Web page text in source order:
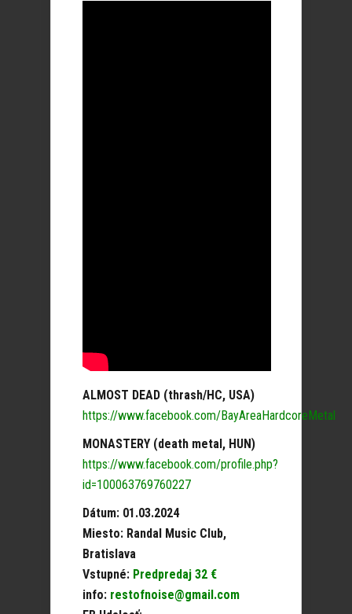
ALMOST DEAD (thrash/HC, USA)
https://www.facebook.com/BayAreaHardcoreMetal
MONASTERY (death metal, HUN)
https://www.facebook.com/profile.php?
id=100063769760227
Dátum: 01.03.2024
Miesto: Randal Music Club,
Bratislava
Vstupné: Predpredaj 32 €
info: restofnoise@gmail.com